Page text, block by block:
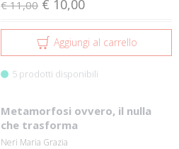
€ 11,00 € 10,00
Aggiungi al carrello
5 prodotti disponibili
Metamorfosi ovvero, il nulla
che trasforma
Neri Maria Grazia